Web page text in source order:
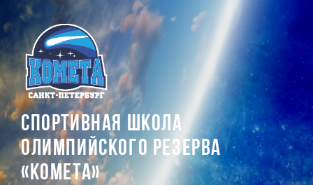
СПОРТИВНАЯ ШКОЛА
ОЛИМПИЙСКОГО РЕЗЕРВА
«КОМЕТА»